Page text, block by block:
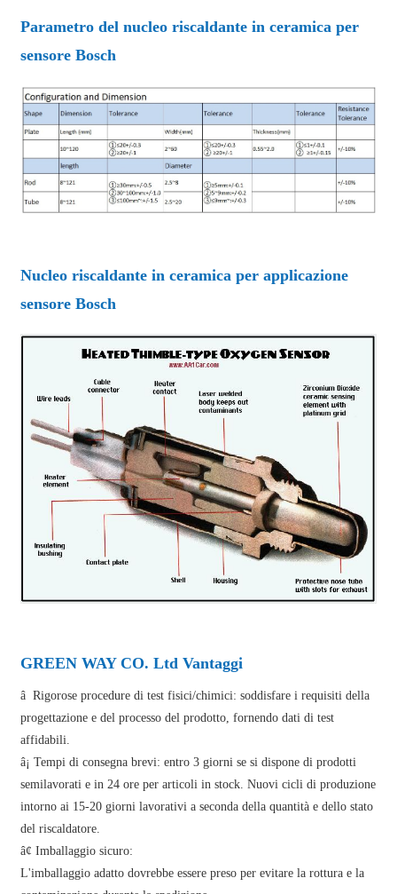
Parametro del nucleo riscaldante in ceramica per
sensore Bosch
Nucleo riscaldante in ceramica per applicazione
sensore Bosch
GREEN WAY CO. Ltd Vantaggi
â Rigorose procedure di test fisici/chimici: soddisfare i requisiti della
progettazione e del processo del prodotto, fornendo dati di test
affidabili.
â¡ Tempi di consegna brevi: entro 3 giorni se si dispone di prodotti
semilavorati e in 24 ore per articoli in stock. Nuovi cicli di produzione
intorno ai 15-20 giorni lavorativi a seconda della quantità e dello stato
del riscaldatore.
â¢ Imballaggio sicuro:
L'imballaggio adatto dovrebbe essere preso per evitare la rottura e la